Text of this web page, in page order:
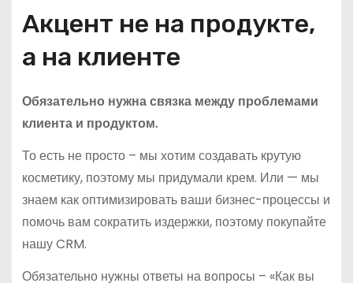
Акцент не на продукте,
а на клиенте
Обязательно нужна связка между проблемами
клиента и продуктом.
То есть не просто – мы хотим создавать крутую
косметику, поэтому мы придумали крем. Или — мы
знаем как оптимизировать ваши бизнес-процессы и
помочь вам сократить издержки, поэтому покупайте
нашу CRM.
Обязательно нужны ответы на вопросы – «Как вы